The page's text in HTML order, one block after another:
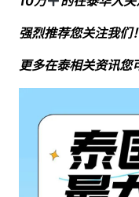
强烈推荐您关注我们！
更多在泰相关资讯您